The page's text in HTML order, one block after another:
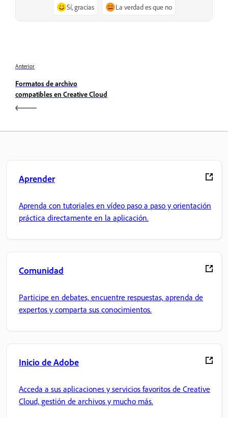
Sí, gracias La verdad es que no
Anterior
Formatos de archivo
compatibles en Creative Cloud
Aprender
Aprenda con tutoriales en vídeo paso a paso y orientación
práctica directamente en la aplicación.
Comunidad
Participe en debates, encuentre respuestas, aprenda de
expertos y comparta sus conocimientos.
Inicio de Adobe
Acceda a sus aplicaciones y servicios favoritos de Creative
Cloud, gestión de archivos y mucho más.